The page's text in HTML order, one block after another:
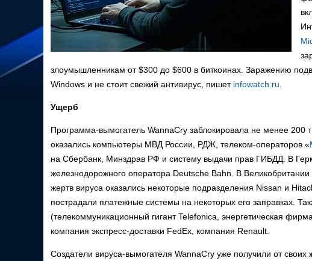
злоумышленникам от $300 до $600 в биткоинах. Заражению
Windows и не стоит свежий антивирус, пишет infowatch.ru
Ущерб
Программа-вымогатель WannaCry заблокировала не менее
оказались компьютеры МВД России, РДЖ, телеком-операторов «
на Сбербанк, Минздрав РФ и систему выдачи прав ГИБДД. В
железнодорожного оператора Deutsche Bahn. В
жертв вируса оказались некоторые подразделения Nissan и
пострадали платежные системы на некоторых его заправках.
(телекоммуникационный гигант Telefonica, энергетическая
компания экспресс-доставки FedEx, компания Renault.
Создатели вируса-вымогателя WannaCry уже получили от